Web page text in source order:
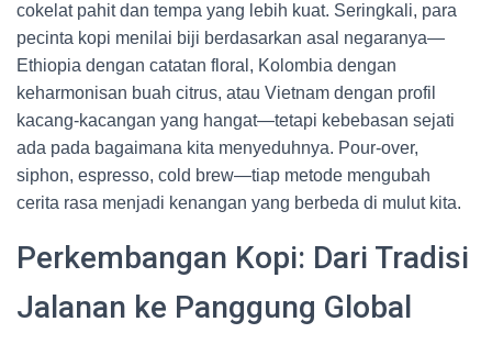
cokelat pahit dan tempa yang lebih kuat. Seringkali, para
pecinta kopi menilai biji berdasarkan asal negaranya—
Ethiopia dengan catatan floral, Kolombia dengan
keharmonisan buah citrus, atau Vietnam dengan profil
kacang-kacangan yang hangat—tetapi kebebasan sejati
ada pada bagaimana kita menyeduhnya. Pour-over,
siphon, espresso, cold brew—tiap metode mengubah
cerita rasa menjadi kenangan yang berbeda di mulut kita.
Perkembangan Kopi: Dari Tradisi
Jalanan ke Panggung Global